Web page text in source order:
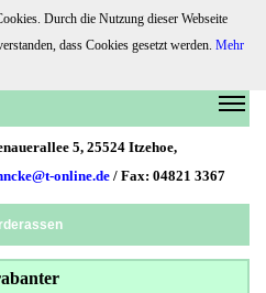
5, 25524 Itzehoe,
online.de/ Fax: 04821 3367
Durch die Nutzung dieser Webseite
dass Cookies gesetzt werden. Mehr